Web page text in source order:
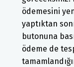
ödemesini
yaptıktan
butonuna
ödeme de